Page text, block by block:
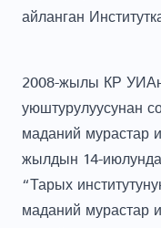
айланган
2008-жылы КР
уюштурулуусунан
маданий мурастар
жылдын 14-
“Тарых
маданий мурастар